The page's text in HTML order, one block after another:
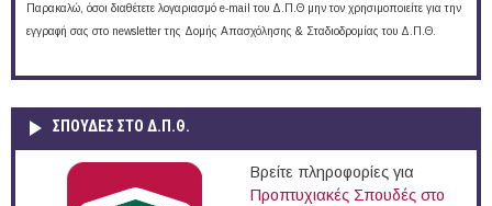
Παρακαλώ, όσοι διαθέτετε λογαριασμό e-mail του Δ.Π.Θ μην τον χρησιμοποιείτε για την
εγγραφή σας στο newsletter της Δομής Απασχόλησης & Σταδιοδρομίας του Δ.Π.Θ.
ΣΠΟΥΔΈΣ ΣΤΟ Δ.Π.Θ.
Βρείτε πληροφορίες για
Προπτυχιακές Σπουδές στο